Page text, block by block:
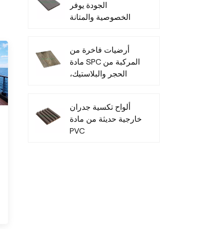
الجودة يوفر
الخصوصية والمتانة
أرضيات فاخرة من
مادة SPC المركبة من
الحجر والبلاستيك،
ألواح تكسية جدران
خارجية حديثة من مادة
PVC